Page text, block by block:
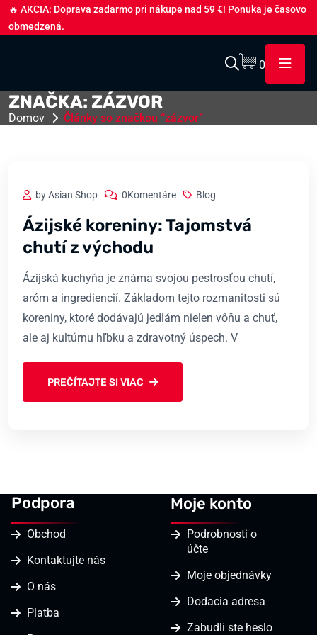
🔥 AKCIA: Doprava zadarmo pri nákupe nad 59 €! Ponuka je časovo
obmedzená.
0
ZNAČKA: ZÁZVOR
Domov Články so značkou “zázvor”
by Asian Shop 0Komentáre Blog
Ázijské koreniny: Tajomstvá
chutí z východu
Ázijská kuchyňa je známa svojou pestrosťou chutí,
aróm a ingrediencií. Základom tejto rozmanitosti sú
koreniny, ktoré dodávajú jedlám nielen vôňu a chuť,
ale aj kultúrnu hľbku a zdravotný úspech. V
PREČÍTAJTE SI VIAC
Podpora
Obchod
Kontaktujte nás
O nás
Platba
Moje konto
Podrobnosti o
účte
Moje objednávky
Dodacia adresa
Zabudli ste heslo